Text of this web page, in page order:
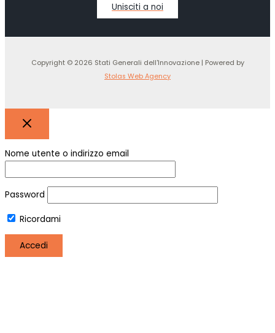
Unisciti a noi
Copyright © 2026 Stati Generali dell'Innovazione | Powered by
Stolas Web Agency
Nome utente o indirizzo email
Password
Ricordami